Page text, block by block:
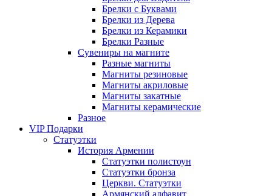
Брелки с Буквами
Брелки из Дерева
Брелки из Керамики
Брелки Разные
Сувениры на магните
Разные магниты
Магниты резиновые
Магниты акриловые
Магниты закатные
Магниты керамические
Разное
VIP Подарки
Статуэтки
История Армении
Статуэтки полистоун
Статуэтки бронза
Церкви. Статуэтки
Армянский алфавит